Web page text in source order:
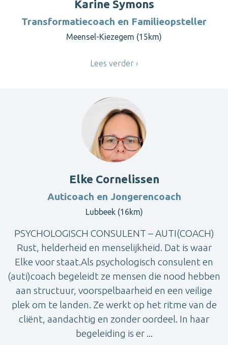
Karine Symons
Transformatiecoach en Familieopsteller
Meensel-Kiezegem (15km)
Lees verder
Elke Cornelissen
Auticoach en Jongerencoach
Lubbeek (16km)
PSYCHOLOGISCH CONSULENT – AUTI(COACH)
Rust, helderheid en menselijkheid. Dat is waar
Elke voor staat.Als psychologisch consulent en
(auti)coach begeleidt ze mensen die nood hebben
aan structuur, voorspelbaarheid en een veilige
plek om te landen. Ze werkt op het ritme van de
cliënt, aandachtig en zonder oordeel. In haar
begeleiding is er ...